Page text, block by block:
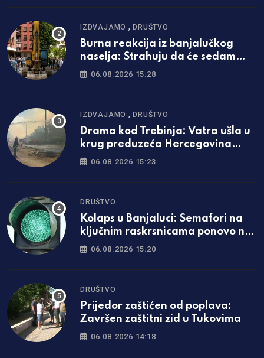
IZDVAJAMO ,DRUŠTVO
Burna reakcija iz banjalučkog
naselja: Strahuju da će sedam
spratova postati nova praksa
06.08.2026 15:28
IZDVAJAMO ,DRUŠTVO
Drama kod Trebinja: Vatra ušla u
krug preduzeća Hercegovina
putevi
06.08.2026 15:23
DRUŠTVO
Kolaps u Banjaluci: Semafori na
ključnim raskrsnicama ponovo ne
rade
06.08.2026 15:20
DRUŠTVO
Prijedor zaštićen od poplava:
Završen zaštitni zid u Tukovima
06.08.2026 14:18